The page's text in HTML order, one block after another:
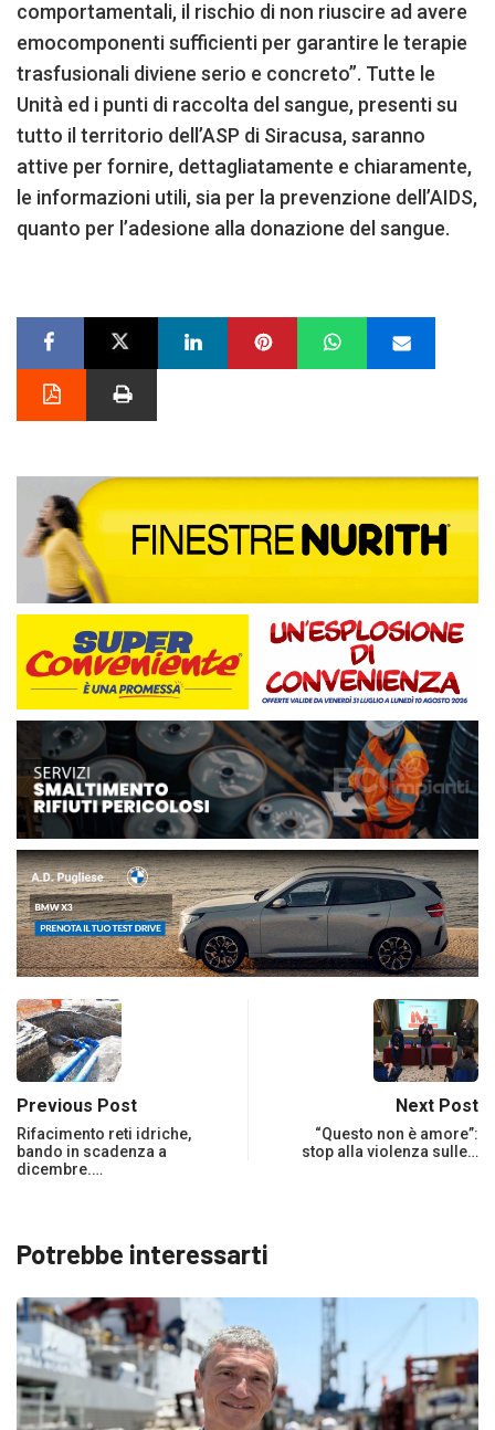
comportamentali, il rischio di non riuscire ad avere
emocomponenti sufficienti per garantire le terapie
trasfusionali diviene serio e concreto”. Tutte le
Unità ed i punti di raccolta del sangue, presenti su
tutto il territorio dell’ASP di Siracusa, saranno
attive per fornire, dettagliatamente e chiaramente,
le informazioni utili, sia per la prevenzione dell’AIDS,
quanto per l’adesione alla donazione del sangue.
Previous Post
Rifacimento reti idriche,
bando in scadenza a
dicembre.…
Next Post
“Questo non è amore”:
stop alla violenza sulle…
Potrebbe interessarti